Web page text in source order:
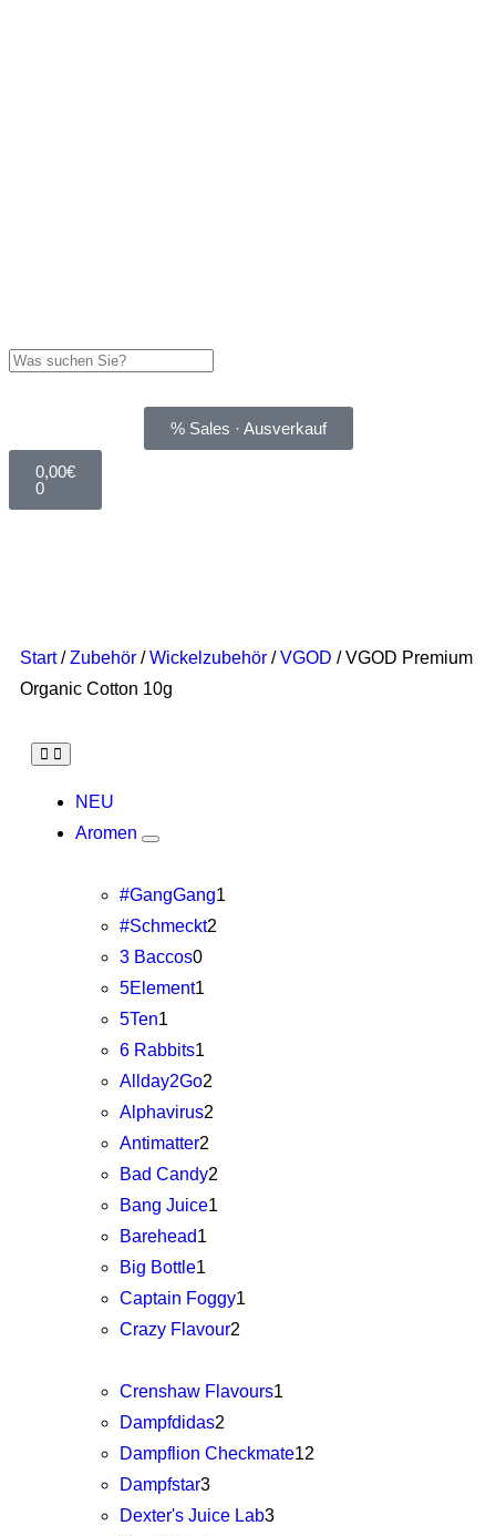
% Sales · Ausverkauf
0,00€
0
Start/Zubehör /Wickelzubehör /VGOD / VGOD Premium
Organic Cotton 10g
NEU
Aromen
#GangGang1
#Schmeckt2
3 Baccos0
5Element1
5Ten1
6 Rabbits1
Allday2Go2
Alphavirus2
Antimatter2
Bad Candy2
Bang Juice1
Barehead1
Big Bottle1
Captain Foggy1
Crazy Flavour2
Crenshaw Flavours1
Dampfdidas2
Dampflion Checkmate12
Dampfstar3
Dexter's Juice Lab3